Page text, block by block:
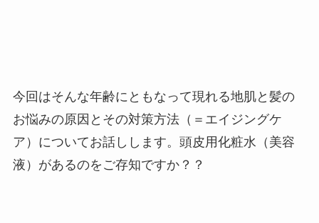
今回はそんな年齢にともなって現れる地肌と髪の
お悩みの原因とその対策方法（＝エイジングケ
ア）についてお話しします。頭皮用化粧水（美容
液）があるのをご存知ですか？？